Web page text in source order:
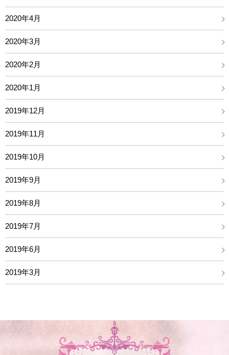
2020年4月
2020年3月
2020年2月
2020年1月
2019年12月
2019年11月
2019年10月
2019年9月
2019年8月
2019年7月
2019年6月
2019年3月